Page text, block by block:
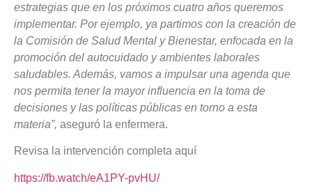
estrategias que en los próximos cuatro años queremos
implementar. Por ejemplo, ya partimos con la creación de
la Comisión de Salud Mental y Bienestar, enfocada en la
promoción del autocuidado y ambientes laborales
saludables. Además, vamos a impulsar una agenda que
nos permita tener la mayor influencia en la toma de
decisiones y las políticas públicas en torno a esta
materia”, aseguró la enfermera.
Revisa la intervención completa aquí
https://fb.watch/eA1PY-pvHU/